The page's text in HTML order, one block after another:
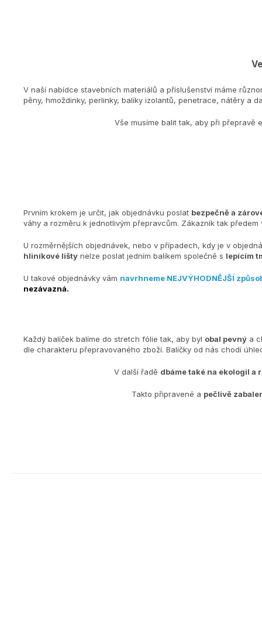
V naší nabídce stavebních materiálů a příslušenství máme
pěny, hmoždinky, perlinky, balíky izolantů, penetrace, nátěry a
Vše musíme balit tak, aby při přepravě
Prvním krokem je určit, jak objednávku poslat bezpečně a
váhy a rozměru k jednotlivým přepravcům. Zákazník tak
U rozměrnějších objednávek, nebo v případech, kdy je v
hliníkové lišty nelze poslat jedním balíkem společně s lepícím
U takové objednávky vám navrhneme NEJVÝHODNĚJŠÍ
nezávazná.
Každý balíček balíme do stretch fólie tak, aby byl obal pevný a
dle charakteru přepravovaného zboží. Balíčky od nás chodí
V další řadě dbáme také na ekologiI a
Takto připravené a pečlivě